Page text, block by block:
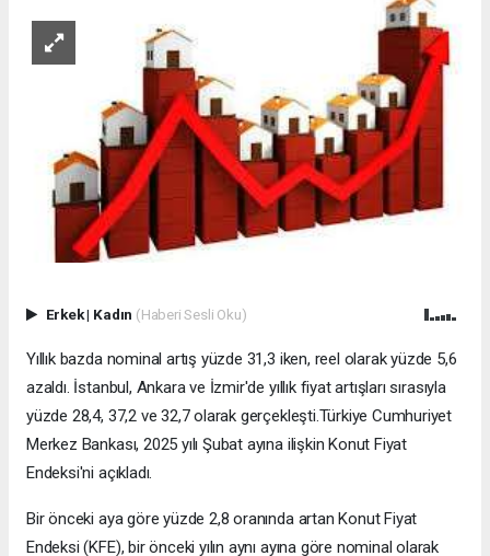
Erkek| Kadın (Haberi Sesli Oku)
Yıllık bazda nominal artış yüzde 31,3 iken, reel olarak yüzde 5,6
azaldı. İstanbul, Ankara ve İzmir'de yıllık fiyat artışları sırasıyla
yüzde 28,4, 37,2 ve 32,7 olarak gerçekleşti.Türkiye Cumhuriyet
Merkez Bankası, 2025 yılı Şubat ayına ilişkin Konut Fiyat
Endeksi'ni açıkladı.
Bir önceki aya göre yüzde 2,8 oranında artan Konut Fiyat
Endeksi (KFE), bir önceki yılın aynı ayına göre nominal olarak